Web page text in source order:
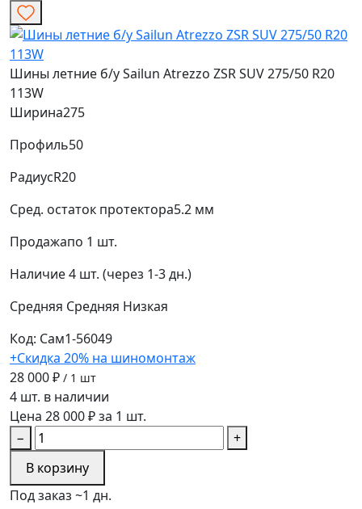
Шины летние б/у Sailun Atrezzo ZSR SUV 275/50 R20
113W
Ширина275
Профиль50
РадиусR20
Сред. остаток протектора5.2 мм
Продажапо 1 шт.
Наличие4 шт. (через 1-3 дн.)
Средняя Средняя Низкая
Код: Сам1-56049
+Скидка 20% на шиномонтаж
28 000 ₽ / 1 шт
4 шт. в наличии
Цена 28 000 ₽ за 1 шт.
−
+
В корзину
Под заказ ~1 дн.